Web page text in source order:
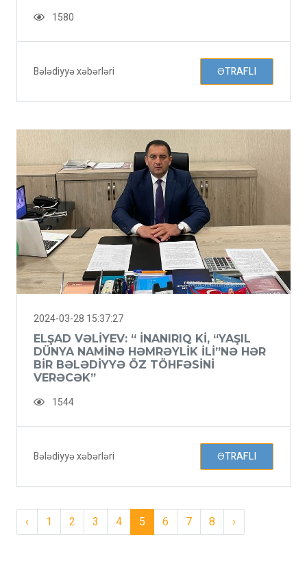
1580
Bələdiyyə xəbərləri ƏTRAFLI
2024-03-28 15:37:27
ELŞAD VƏLIYEV: “ İNANIRIQ KI, “YAŞIL
DÜNYA NAMINƏ HƏMRƏYLIK ILI”NƏ HƏR
BIR BƏLƏDIYYƏ ÖZ TÖHFƏSINI
VERƏCƏK”
1544
Bələdiyyə xəbərləri ƏTRAFLI
‹ 1 2 3 4 5 6 7 8 ›